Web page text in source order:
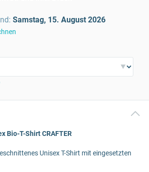
: Samstag, 15. August 2026
Bio-T-Shirt CRAFTER
Unisex T-Shirt mit eingesetzten